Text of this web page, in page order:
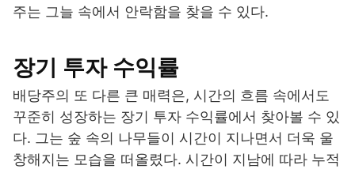
주는 그늘 속에서 안락함을 찾을 수 있다.
장기 투자 수익률
배당주의 또 다른 큰 매력은, 시간의 흐름 속에서도
꾸준히 성장하는 장기 투자 수익률에서 찾아볼 수 있
다. 그는 숲 속의 나무들이 시간이 지나면서 더욱 울
창해지는 모습을 떠올렸다. 시간이 지남에 따라 누적